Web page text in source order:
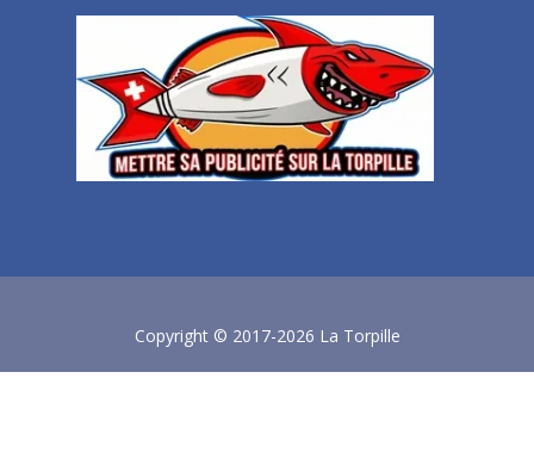
Copyright © 2017-2026 La Torpille